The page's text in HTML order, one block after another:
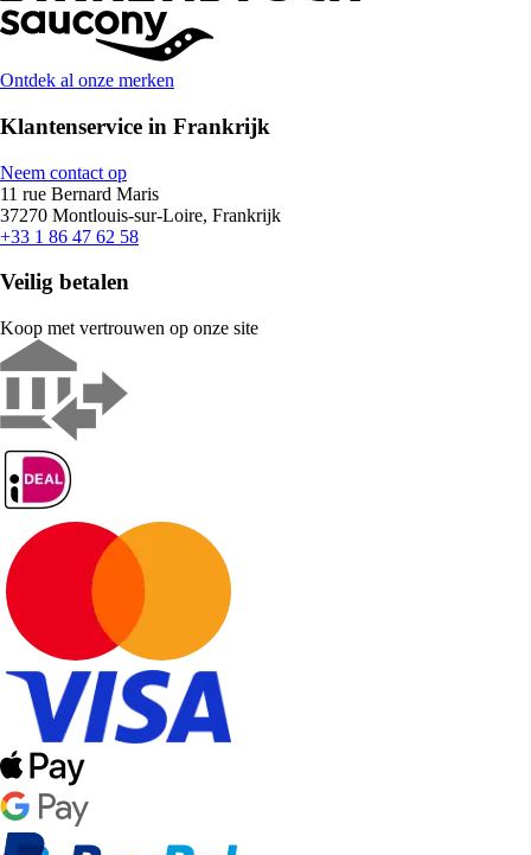
Ontdek al onze merken
Klantenservice in Frankrijk
Neem contact op
11 rue Bernard Maris
37270 Montlouis-sur-Loire, Frankrijk
+33 1 86 47 62 58
Veilig betalen
Koop met vertrouwen op onze site